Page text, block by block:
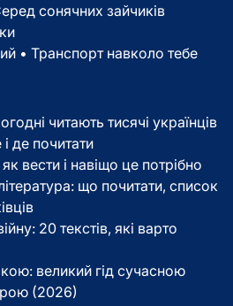
сонячних зайчиків
• Транспорт навколо тебе
читають тисячі українців
де почитати
вести і навіщо це потрібно
що почитати, список
20 текстів, які варто
великий гід сучасною
(2026)